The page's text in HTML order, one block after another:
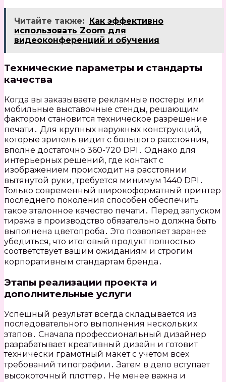
Читайте также: Как эффективно
использовать Zoom для
видеоконференций и обучения
Технические параметры и стандарты
качества
Когда вы заказываете рекламные постеры или
мобильные выставочные стенды, решающим
фактором становится техническое разрешение
печати․ Для крупных наружных конструкций,
которые зритель видит с большого расстояния,
вполне достаточно 360-720 DPI․ Однако для
интерьерных решений, где контакт с
изображением происходит на расстоянии
вытянутой руки, требуется минимум 1440 DPI․
Только современный широкоформатный принтер
последнего поколения способен обеспечить
такое эталонное качество печати․ Перед запуском
тиража в производство обязательно должна быть
выполнена цветопроба․ Это позволяет заранее
убедиться, что итоговый продукт полностью
соответствует вашим ожиданиям и строгим
корпоративным стандартам бренда․
Этапы реализации проекта и
дополнительные услуги
Успешный результат всегда складывается из
последовательного выполнения нескольких
этапов․ Сначала профессиональный дизайнер
разрабатывает креативный дизайн и готовит
технически грамотный макет с учетом всех
требований типографии․ Затем в дело вступает
высокоточный плоттер․ Не менее важна и